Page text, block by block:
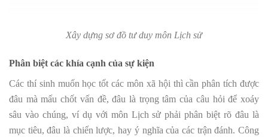
Xây dựng sơ đồ tư duy môn Lịch sử
Phân biệt các khía cạnh của sự kiện
Các thí sinh muốn học tốt các môn xã hội thì cần phân tích được
đâu mà mấu chốt vấn đề, đâu là trọng tâm của câu hỏi để xoáy
sâu vào chúng, ví dụ với môn Lịch sử phải phân biệt rõ đâu là
mục tiêu, đâu là chiến lược, hay ý nghĩa của các trận đánh. Công